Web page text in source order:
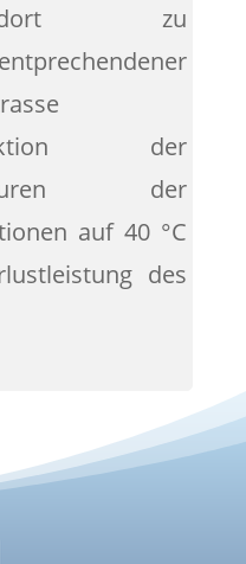
zu
der
auf 40 °C
des